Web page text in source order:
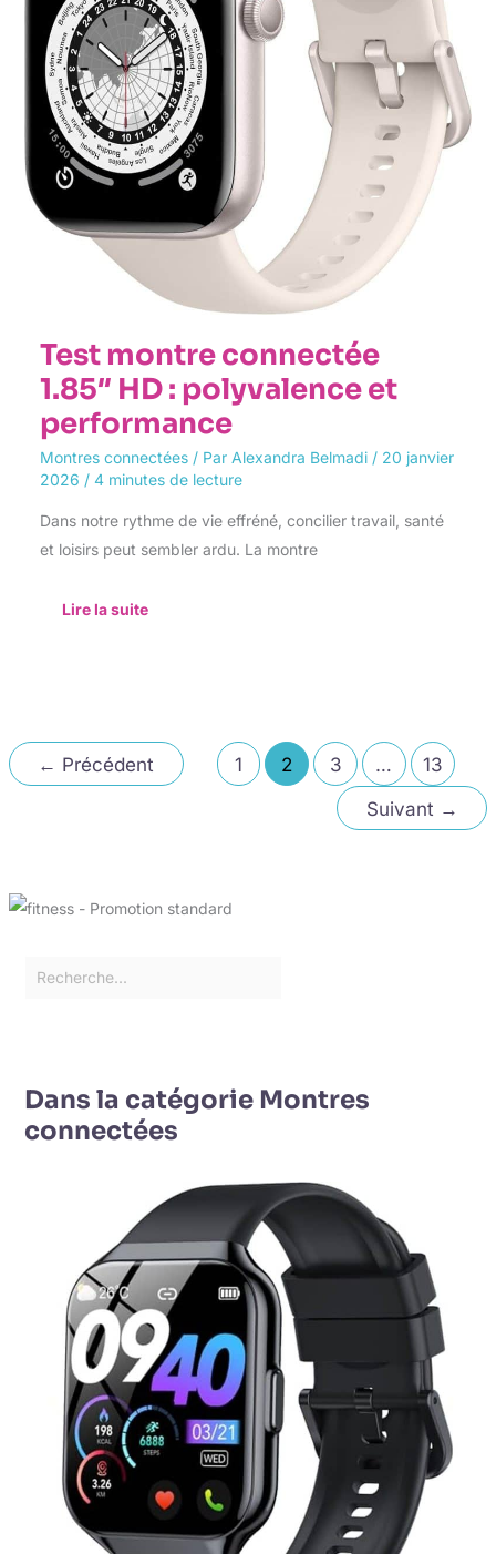
Test montre connectée
1.85″ HD : polyvalence et
performance
Montres connectées/ Par Alexandra Belmadi / 20 janvier
2026 / 4 minutes de lecture
Dans notre rythme de vie effréné, concilier travail, santé
et loisirs peut sembler ardu. La montre
et
performance
Lire la suite
← Précédent 1 2 3 …
13
Suivant →
Dans la catégorie Montres
connectées